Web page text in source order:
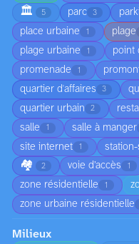
🏛️ 5 parc 3
place urbaine 1 plage
plage urbaine 1 point
promenade 1
quartier d'affaires 3
quartier urbain 2
salle 1 salle à manger
site internet 1
🏘️ 2 voie d’accès 1
zone résidentielle 1
zone urbaine résidentielle
Milieux